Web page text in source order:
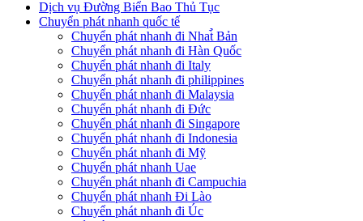
Dịch vụ Đường Biển Bao Thủ Tục
Chuyển phát nhanh quốc tế
Chuyển phát nhanh đi Nhat̉̀ Bản
Chuyển phát nhanh đi Hàn Quốc
Chuyển phát nhanh đi Italy
Chuyển phát nhanh đi philippines
Chuyển phát nhanh đi Malaysia
Chuyển phát nhanh đi Đức
Chuyển phát nhanh đi Singapore
Chuyển phát nhanh đi Indonesia
Chuyển phát nhanh đi Mỹ
Chuyển phát nhanh Uae
Chuyển phát nhanh đi Campuchia
Chuyển phát nhanh Đi Lào
Chuyển phát nhanh đi Úc